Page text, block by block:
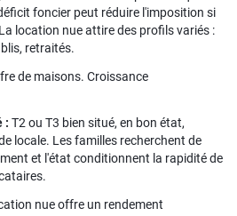
foncier peut réduire l'imposition si
location nue attire des profils variés :
retraités.
de maisons. Croissance
: T2 ou T3 bien situé, en bon état,
locale. Les familles recherchent de
et l'état conditionnent la rapidité de
nue offre un rendement